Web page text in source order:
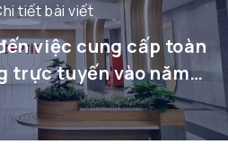
tiết bài viết
việc cung cấp toàn
trực tuyến vào năm
đổi số đang diễn
ra